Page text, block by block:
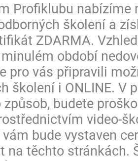
Profiklubu nabízíme
školení a
ZDARMA.
období
pro vás připravili
školení i ONLINE. V
budete
video-
bude vystaven
na těchto stránkách.